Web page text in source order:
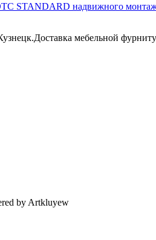
STANDARD надвижного
мебельной
by Artkluyew